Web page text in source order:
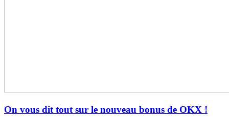
On vous dit tout sur le nouveau bonus de OKX !